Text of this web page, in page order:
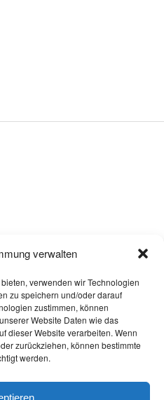
verwalten
verwenden wir Technologien
zu speichern und/oder darauf
zustimmen, können
Website Daten wie das
dieser Website verarbeiten. Wenn
zurückziehen, können bestimmte
werden.